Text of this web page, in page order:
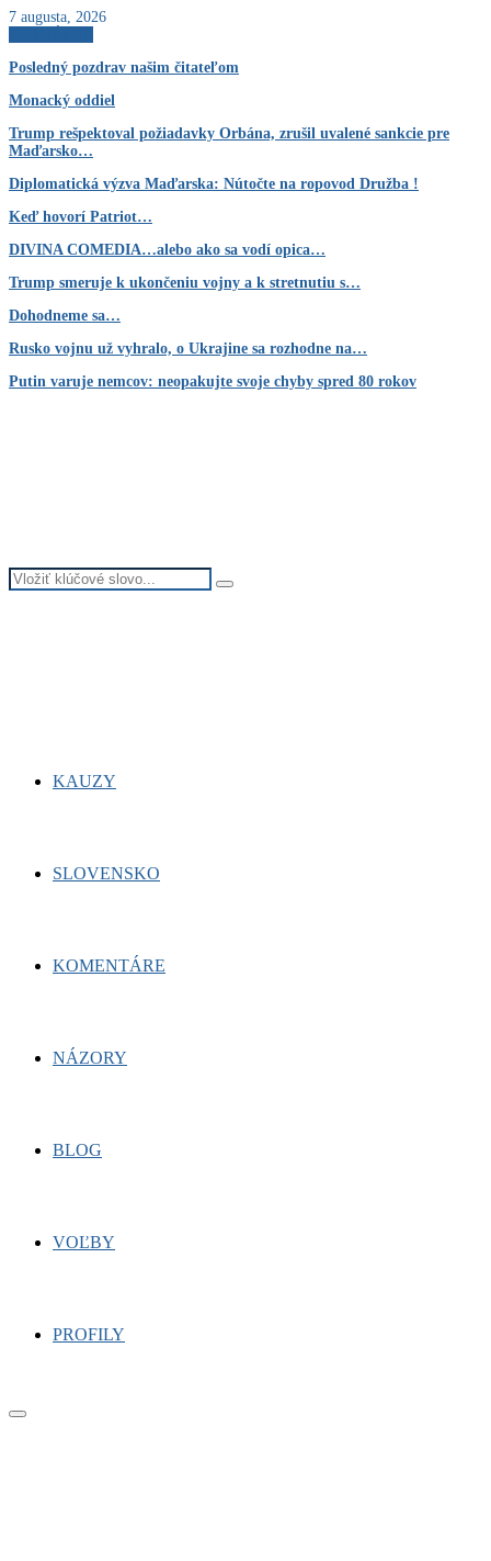
7 augusta, 2026
Posledný pozdrav našim čitateľom
Monacký oddiel
Trump rešpektoval požiadavky Orbána, zrušil uvalené sankcie pre
Maďarsko…
Diplomatická výzva Maďarska: Nútočte na ropovod Družba !
Keď hovorí Patriot…
DIVINA COMEDIA…alebo ako sa vodí opica…
Trump smeruje k ukončeniu vojny a k stretnutiu s…
Dohodneme sa…
Rusko vojnu už vyhralo, o Ukrajine sa rozhodne na…
Putin varuje nemcov: neopakujte svoje chyby spred 80 rokov
Search
Search
KAUZY
SLOVENSKO
KOMENTÁRE
NÁZORY
BLOG
VOĽBY
PROFILY
Primary